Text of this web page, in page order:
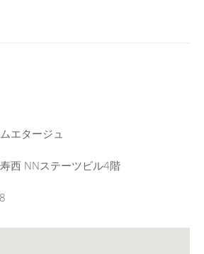
エタージュ
西 NNステーツビル4階